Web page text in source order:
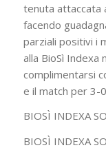
tenuta attaccata
facendo
parziali positivi i
alla BioSì
complimentarsi
e il match per 3-
BIOSÌ INDEXA
BIOSÌ INDEXA